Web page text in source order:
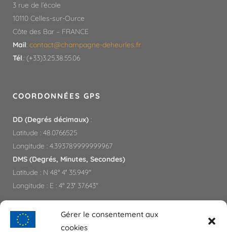
Gérer le consentement aux
cookies
3 rue de l’école
10110 Celles-sur-Ource
Côte des Bar – FRANCE
Mail: contact@champagne-deheurles.fr​
Tél.: (+33)3.25.38.55.06
COORDONNÉES GPS
DD (Degrés décimaux) :
Latitude : 48.0766525
Longitude : 4.393789999999967
DMS (Degrés, Minutes, Secondes)
Latitude : N 48° 4′ 35.949″
Longitude : E : 4° 23′ 37.643″
PARTENAIRES